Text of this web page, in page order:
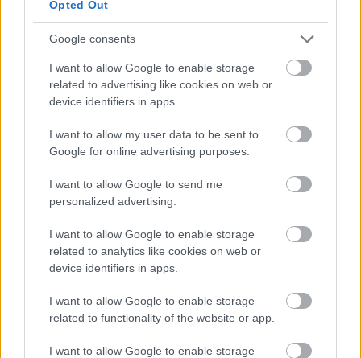
Opted Out
Google consents
I want to allow Google to enable storage
related to advertising like cookies on web or
device identifiers in apps.
I want to allow my user data to be sent to
Google for online advertising purposes.
I want to allow Google to send me
personalized advertising.
I want to allow Google to enable storage
related to analytics like cookies on web or
device identifiers in apps.
I want to allow Google to enable storage
related to functionality of the website or app.
I want to allow Google to enable storage
Διαβάστε Επίσης